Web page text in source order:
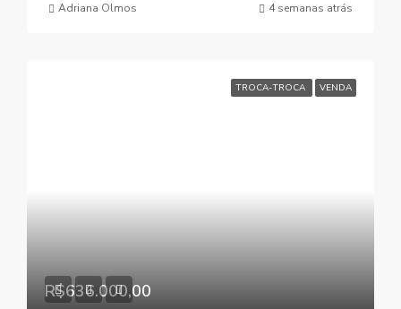
Adriana Olmos 4 semanas atrás
TROCA-TROCA VENDA
R$636.000,00